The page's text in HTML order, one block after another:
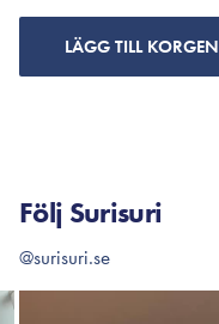
LÄGG TILL KORGEN
Följ Surisuri
@surisuri.se